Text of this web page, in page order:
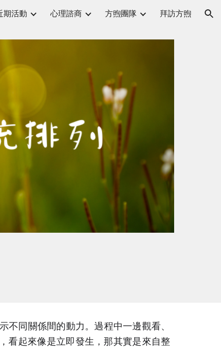
期活動 心理諮商 方煦團隊 拜訪方煦
同關係間的動力。過程中一邊觀看、
看起來像是立即發生，那其實是來自整